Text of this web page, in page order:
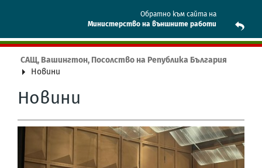
Обратно към сайта на
Mинистерство на външните работи
САЩ, Вашингтон, Посолство на Република България
Новини
Новини